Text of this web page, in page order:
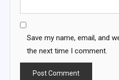
Save my name, email, and
the next time I comment.